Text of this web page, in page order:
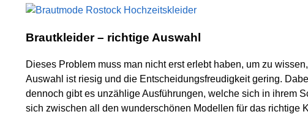
Brautkleider – richtige Auswahl
Dieses Problem muss man nicht erst erlebt haben, um zu
Auswahl ist riesig und die Entscheidungsfreudigkeit gering.
dennoch gibt es unzählige Ausführungen, welche sich in ihrem
sich zwischen all den wunderschönen Modellen für das richtige